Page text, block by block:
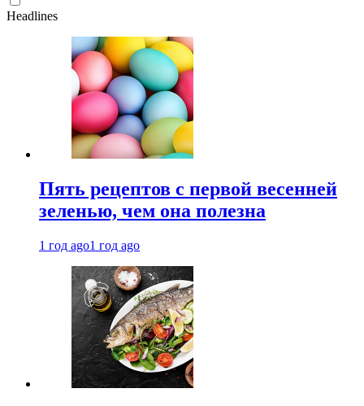
Headlines
Пять рецептов с первой весенней
зеленью, чем она полезна
1 год ago1 год ago